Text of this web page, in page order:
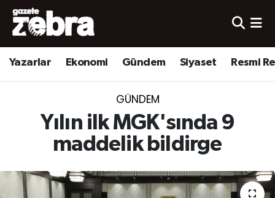
Yazarlar Ekonomi Gündem Siyaset Resmi
GÜNDEM
Yılın ilk MGK'sında 9
maddelik bildirge
Yazarlar
Ekonomi
Yerel
Spor
Nöbetçi Eczaneler
Hava Durumu
Süper Lig Puan Durumu ve Fikstür
Tüm Manşetler